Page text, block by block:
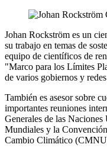
Johan Rockström es un
su trabajo en temas de
equipo de científicos de
"Marco para los Límites
de varios gobiernos y
También es asesor sobre
importantes reuniones
Generales de las
Mundiales y la
Cambio Climático